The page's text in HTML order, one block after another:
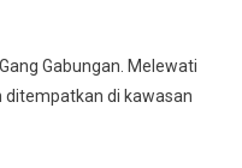
Gabungan. Melewati
ditempatkan di kawasan